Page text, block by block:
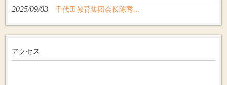
2025/09/03 千代田教育集团会长陈秀...
アクセス